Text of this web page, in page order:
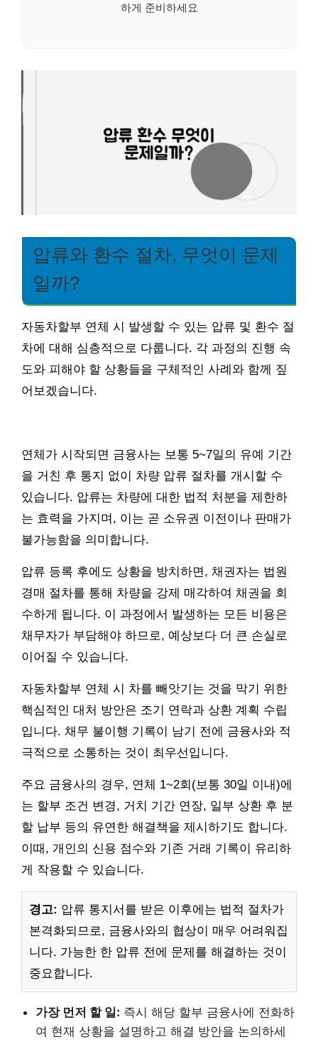
하게 준비하세요
압류와 환수 절차, 무엇이 문제
일까?
자동차할부 연체 시 발생할 수 있는 압류 및 환수 절
차에 대해 심층적으로 다룹니다. 각 과정의 진행 속
도와 피해야 할 상황들을 구체적인 사례와 함께 짚
어보겠습니다.
연체가 시작되면 금융사는 보통 5~7일의 유예 기간
을 거친 후 통지 없이 차량 압류 절차를 개시할 수
있습니다. 압류는 차량에 대한 법적 처분을 제한하
는 효력을 가지며, 이는 곧 소유권 이전이나 판매가
불가능함을 의미합니다.
압류 등록 후에도 상황을 방치하면, 채권자는 법원
경매 절차를 통해 차량을 강제 매각하여 채권을 회
수하게 됩니다. 이 과정에서 발생하는 모든 비용은
채무자가 부담해야 하므로, 예상보다 더 큰 손실로
이어질 수 있습니다.
자동차할부 연체 시 차를 빼앗기는 것을 막기 위한
핵심적인 대처 방안은 조기 연락과 상환 계획 수립
입니다. 채무 불이행 기록이 남기 전에 금융사와 적
극적으로 소통하는 것이 최우선입니다.
주요 금융사의 경우, 연체 1~2회(보통 30일 이내)에
는 할부 조건 변경, 거치 기간 연장, 일부 상환 후 분
할 납부 등의 유연한 해결책을 제시하기도 합니다.
이때, 개인의 신용 점수와 기존 거래 기록이 유리하
게 작용할 수 있습니다.
경고: 압류 통지서를 받은 이후에는 법적 절차가
본격화되므로, 금융사와의 협상이 매우 어려워집
니다. 가능한 한 압류 전에 문제를 해결하는 것이
중요합니다.
가장 먼저 할 일: 즉시 해당 할부 금융사에 전화하
여 현재 상황을 설명하고 해결 방안을 논의하세